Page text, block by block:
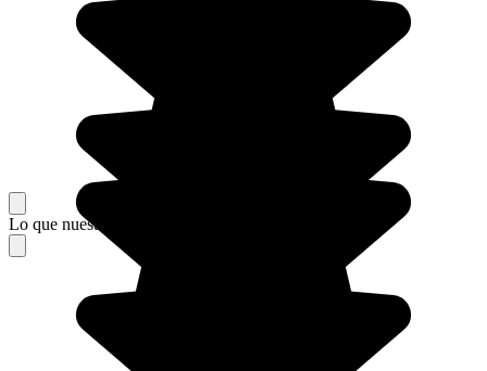
Lo que nuestros viajeros piensan de su estancia